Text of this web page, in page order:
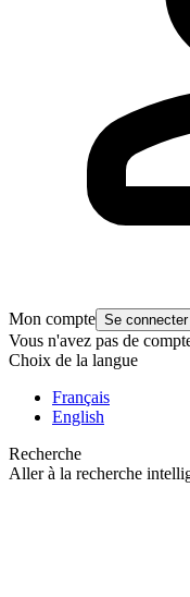
Mon compte Se connecter
Vous n'avez pas de
Choix de la langue
Français
English
Recherche
Aller à la recherche